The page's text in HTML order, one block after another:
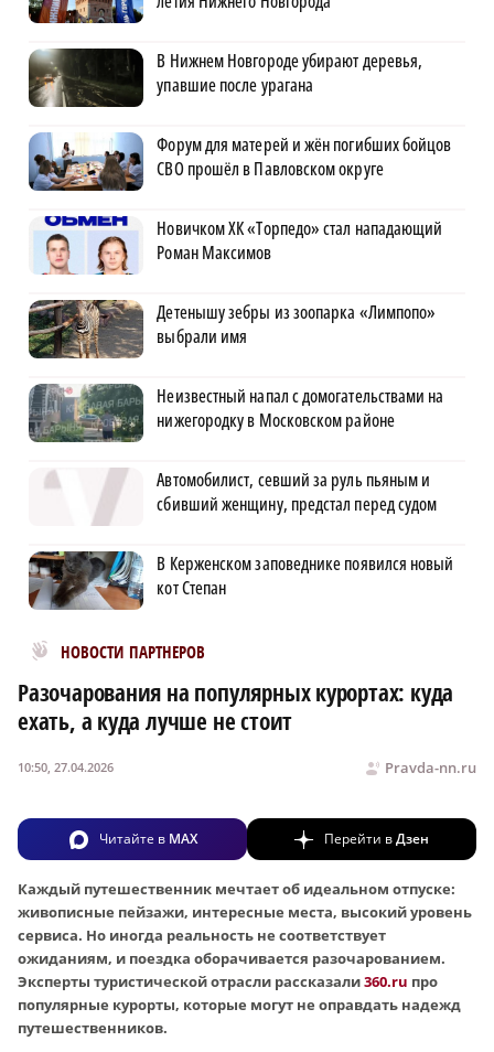
В Нижнем Новгороде убирают деревья,
упавшие после урагана
Форум для матерей и жён погибших бойцов
СВО прошёл в Павловском округе
Новичком ХК «Торпедо» стал нападающий
Роман Максимов
Детенышу зебры из зоопарка «Лимпопо»
выбрали имя
Неизвестный напал с домогательствами на
нижегородку в Московском районе
Автомобилист, севший за руль пьяным и
сбивший женщину, предстал перед судом
В Керженском заповеднике появился новый
кот Степан
НОВОСТИ ПАРТНЕРОВ
Новости МирТесен
Разочарования на популярных курортах: куда
ехать, а куда лучше не стоит
Pravda-nn.ru
10:50, 27.04.2026
Читайте в MAX Перейти вДзен
Каждый путешественник мечтает об идеальном отпуске:
живописные пейзажи, интересные места, высокий уровень
сервиса. Но иногда реальность не соответствует
ожиданиям, и поездка оборачивается разочарованием.
Эксперты туристической отрасли рассказали360.ru про
популярные курорты, которые могут не оправдать надежд
путешественников.